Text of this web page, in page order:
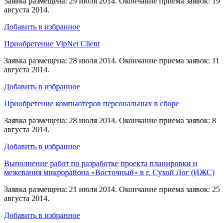
августа 2014.
Добавить в избранное
Приобретение VipNet Client
Заявка размещена: 28 июля 2014. Окончание приема заявок: 11
августа 2014.
Добавить в избранное
Приобретение компьютеров персональных в сборе
Заявка размещена: 28 июля 2014. Окончание приема заявок: 8
августа 2014.
Добавить в избранное
Выполнение работ по разработке проекта планировки и
межевания микрорайона «Восточный» в г. Сухой Лог (ИЖС)
Заявка размещена: 21 июля 2014. Окончание приема заявок: 25
августа 2014.
Добавить в избранное